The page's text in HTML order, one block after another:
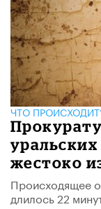
ЧТО
жестоко
Происходящее
длилось 22